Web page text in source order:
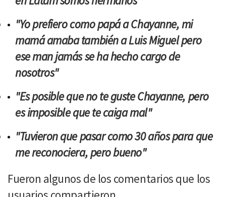
"Yo prefiero como papá a Chayanne, mi
mamá amaba también a Luis Miguel pero
ese man jamás se ha hecho cargo de
nosotros"
"Es posible que no te guste Chayanne, pero
es imposible que te caiga mal"
"Tuvieron que pasar como 30 años para que
me reconociera, pero bueno"
Fueron algunos de los comentarios que los